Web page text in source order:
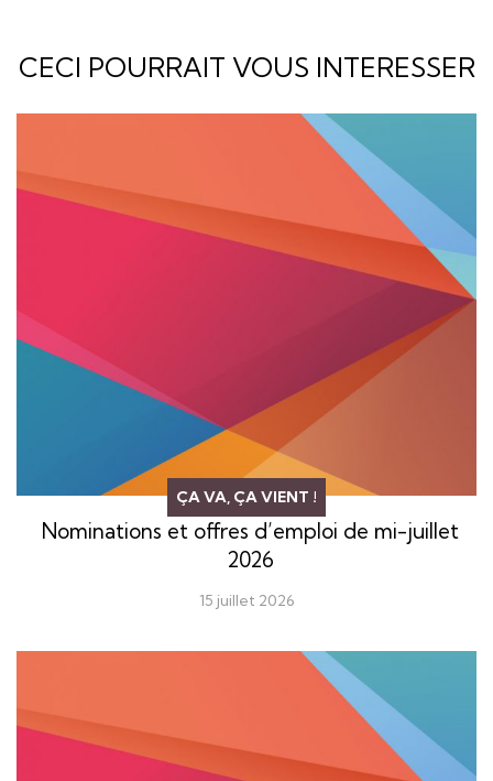
CECI POURRAIT VOUS INTERESSER
ÇA VA, ÇA VIENT !
Nominations et offres d’emploi de mi-juillet
2026
15 juillet 2026